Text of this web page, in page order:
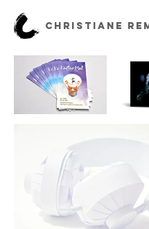
CHRISTIANE